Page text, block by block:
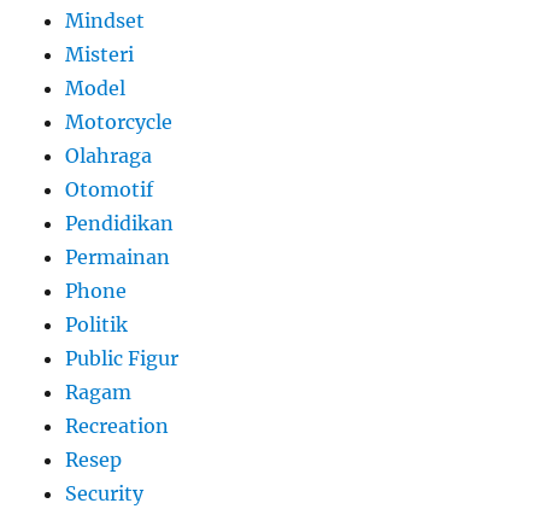
Mindset
Misteri
Model
Motorcycle
Olahraga
Otomotif
Pendidikan
Permainan
Phone
Politik
Public Figur
Ragam
Recreation
Resep
Security